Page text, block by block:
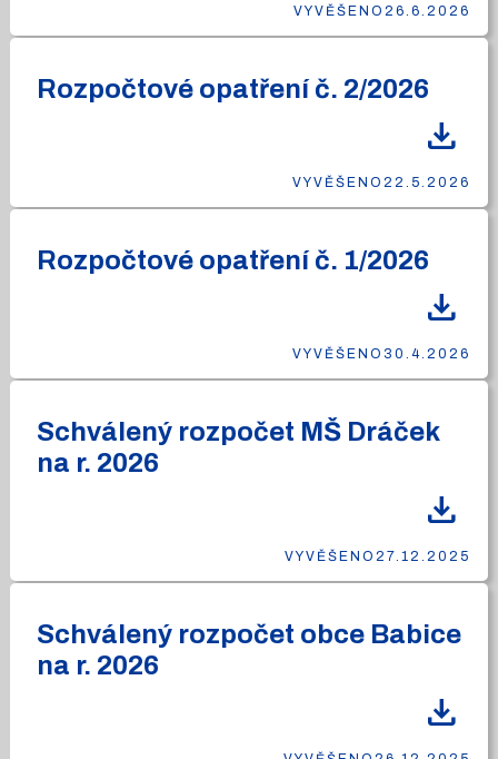
VYVĚŠENO 26.6.2026
Rozpočtové opatření č. 2/2026
download
VYVĚŠENO 22.5.2026
Rozpočtové opatření č. 1/2026
download
VYVĚŠENO 30.4.2026
Schválený rozpočet MŠ Dráček
na r. 2026
download
VYVĚŠENO 27.12.2025
Schválený rozpočet obce Babice
na r. 2026
download